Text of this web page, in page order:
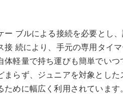
ブルによる接続を必要とし
続により、手元の専用タイ
軽量で持ち運びも簡単でい
らず、ジュニアを対象とし
めに幅広く利用されていま